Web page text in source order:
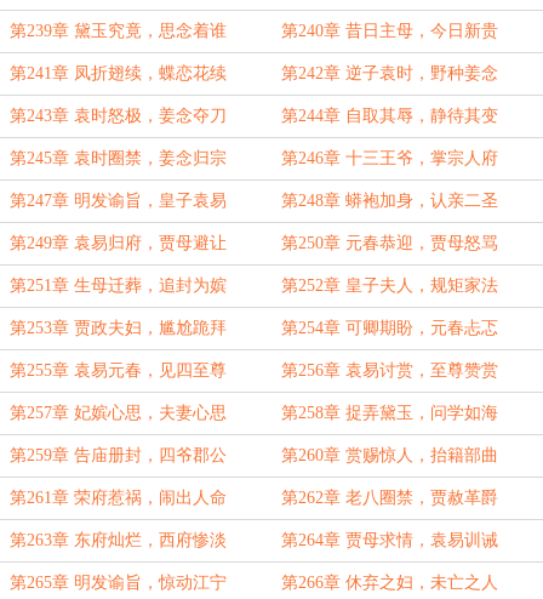
第239章 黛玉究竟，思念着谁 第240章 昔日主母，今日新贵
第241章 凤折翅续，蝶恋花续 第242章 逆子袁时，野种姜念
第243章 袁时怒极，姜念夺刀 第244章 自取其辱，静待其变
第245章 袁时圈禁，姜念归宗 第246章 十三王爷，掌宗人府
第247章 明发谕旨，皇子袁易 第248章 蟒袍加身，认亲二圣
第249章 袁易归府，贾母避让 第250章 元春恭迎，贾母怒骂
第251章 生母迁葬，追封为嫔 第252章 皇子夫人，规矩家法
第253章 贾政夫妇，尴尬跪拜 第254章 可卿期盼，元春忐忑
第255章 袁易元春，见四至尊 第256章 袁易讨赏，至尊赞赏
第257章 妃嫔心思，夫妻心思 第258章 捉弄黛玉，问学如海
第259章 告庙册封，四爷郡公 第260章 赏赐惊人，抬籍部曲
第261章 荣府惹祸，闹出人命 第262章 老八圈禁，贾赦革爵
第263章 东府灿烂，西府惨淡 第264章 贾母求情，袁易训诫
第265章 明发谕旨，惊动江宁 第266章 休弃之妇，未亡之人